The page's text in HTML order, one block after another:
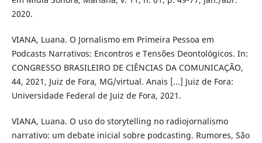
2020.
VIANA, Luana. O Jornalismo em Primeira Pessoa em
Podcasts Narrativos: Encontros e Tensões Deontológicos. In:
CONGRESSO BRASILEIRO DE CIÊNCIAS DA COMUNICAÇÃO,
44, 2021, Juiz de Fora, MG/virtual. Anais [...] Juiz de Fora:
Universidade Federal de Juiz de Fora, 2021.
VIANA, Luana. O uso do storytelling no radiojornalismo
narrativo: um debate inicial sobre podcasting. Rumores, São